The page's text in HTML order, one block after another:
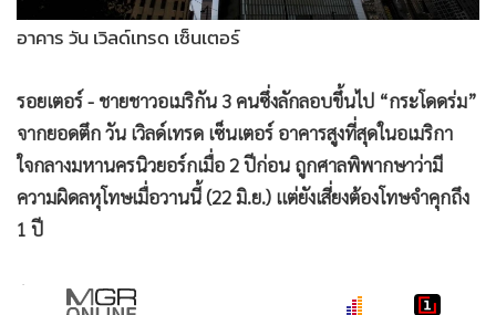
• จีน
อาชญากรรม
• Motoring
• เกม
• วิทยาศาสตร์
• SMEs
อินโดจีน
อาคาร วัน เวิลด์เทรด เซ็นเตอร์
รอยเตอร์ - ชายชาวอเมริกัน 3 คนซึ่งลักลอบขึ้นไป “กระโดดร่ม”
จากยอดตึก วัน เวิลด์เทรด เซ็นเตอร์ อาคารสูงที่สุดในอเมริกา
ใจกลางมหานครนิวยอร์กเมื่อ 2 ปีก่อน ถูกศาลพิพากษาว่ามี
ความผิดลหุโทษเมื่อวานนี้ (22 มิ.ย.) แต่ยังเสี่ยงต้องโทษจำคุกถึง
1 ปี